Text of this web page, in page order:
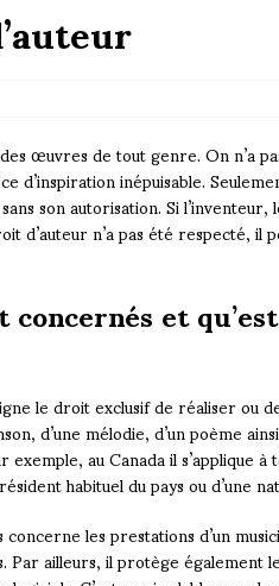
œuvres de tout genre. On n’a
d’inspiration inépuisable.
son autorisation. Si
d’auteur n’a pas été respecté, il
et
le droit exclusif de réaliser ou
d’une mélodie, d’un poème
au Canada il s’applique
habituel du pays ou d’une
les prestations d’un
ailleurs, il protège également